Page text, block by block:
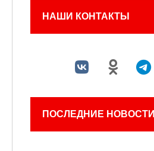
НАШИ КОНТАКТЫ
ПОСЛЕДНИЕ НОВОСТИ